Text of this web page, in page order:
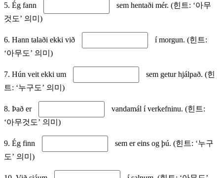
5. Ég fann
sem hentaði mér. (힌트: ‘아무
것도’ 의미)
6. Hann talaði ekki við
í morgun. (힌트:
‘아무도’ 의미)
7. Hún veit ekki um
sem getur hjálpað. (힌
트: ‘누구도’ 의미)
8. Það er
vandamál í verkefninu. (힌트:
‘아무것도’ 의미)
9. Ég finn
sem er eins og þú. (힌트: ‘누구
도’ 의미)